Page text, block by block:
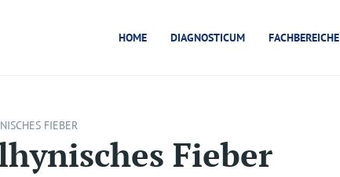
HOME DIAGNOSTICUM FACHBEREICHE
FIEBER
Fieber